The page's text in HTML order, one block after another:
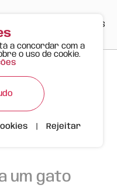
ES
e
um gato
a concordar com a
o uso de cookie.
Rejeitar